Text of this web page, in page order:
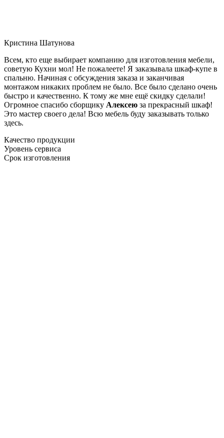
Кристина Шатунова
Всем, кто еще выбирает компанию для изготовления мебели,
советую Кухни мол! Не пожалеете! Я заказывала шкаф-купе в
спальню. Начиная с обсуждения заказа и заканчивая
монтажом никаких проблем не было. Все было сделано очень
быстро и качественно. К тому же мне ещё скидку сделали!
Огромное спасибо сборщику Алексею за прекрасный шкаф!
Это мастер своего дела! Всю мебель буду заказывать только
здесь.
Качество продукции
Уровень сервиса
Срок изготовления